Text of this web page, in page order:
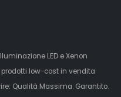
LED e Xenon
low-cost in vendita
Qualità Massima. Garantito.